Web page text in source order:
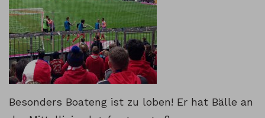
Besonders Boateng ist zu loben! Er hat Bälle an